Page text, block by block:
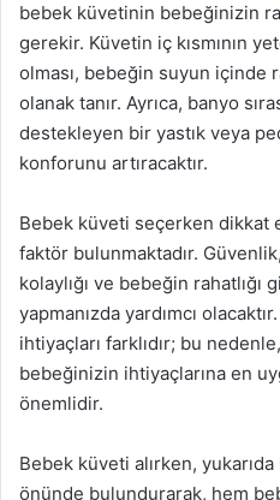
bebek küvetinin bebeğinizin
gerekir. Küvetin iç kısmının
olması, bebeğin suyun içinde
olanak tanır. Ayrıca, banyo
destekleyen bir yastık veya
konforunu artıracaktır.
Bebek küveti seçerken dikkat
faktör bulunmaktadır.
kolaylığı ve bebeğin
yapmanızda yardımcı
ihtiyaçları farklıdır; bu
bebeğinizin ihtiyaçlarına en
önemlidir.
Bebek küveti alırken,
önünde bulundurarak, hem